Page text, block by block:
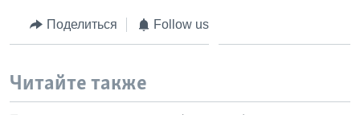
Поделиться Follow us
Читайте также